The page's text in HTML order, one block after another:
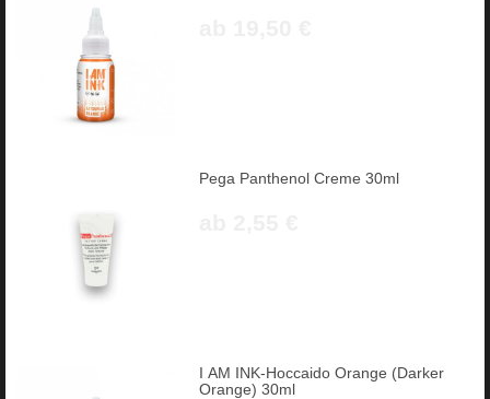
Pega Panthenol Creme 30ml
I AM INK-Hoccaido Orange (Darker
Orange) 30ml